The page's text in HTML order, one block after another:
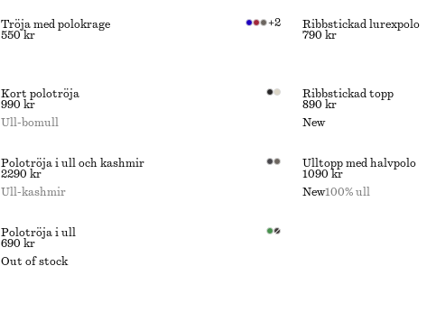
Tröja med polokrage
550 kr
+2
Ribbstickad lurexpolo
790 kr
Kort polotröja
990 kr
Ull-bomull
Ribbstickad topp
890 kr
New
Polotröja i ull och kashmir
2290 kr
Ull-kashmir
Ulltopp med halvpolo
1090 kr
New100% ull
Polotröja i ull
690 kr
Out of stock